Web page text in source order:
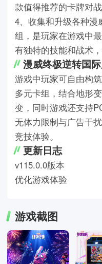
款值得推荐的卡牌对战
4、收集和升级各种漫
组，是玩家在游戏中
有独特的技能和战术
漫威终极逆转国
游戏中玩家可自由构
多元卡组，结合地形
变，同时游戏还支持
无体力限制与广告干
竞技体验。
更新日志
v115.0.0版本
优化游戏体验
游戏截图